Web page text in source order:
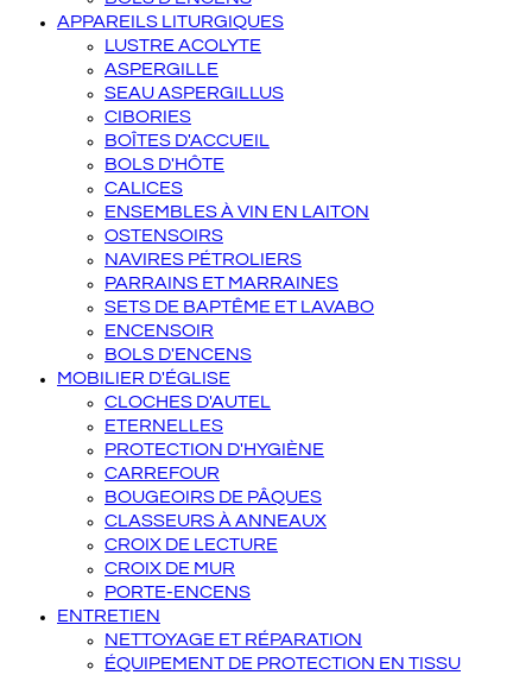
APPAREILS LITURGIQUES
LUSTRE ACOLYTE
ASPERGILLE
SEAU ASPERGILLUS
CIBORIES
BOÎTES D'ACCUEIL
BOLS D'HÔTE
CALICES
ENSEMBLES À VIN EN LAITON
OSTENSOIRS
NAVIRES PÉTROLIERS
PARRAINS ET MARRAINES
SETS DE BAPTÊME ET LAVABO
ENCENSOIR
BOLS D'ENCENS
MOBILIER D'ÉGLISE
CLOCHES D'AUTEL
ETERNELLES
PROTECTION D'HYGIÈNE
CARREFOUR
BOUGEOIRS DE PÂQUES
CLASSEURS À ANNEAUX
CROIX DE LECTURE
CROIX DE MUR
PORTE-ENCENS
ENTRETIEN
NETTOYAGE ET RÉPARATION
ÉQUIPEMENT DE PROTECTION EN TISSU